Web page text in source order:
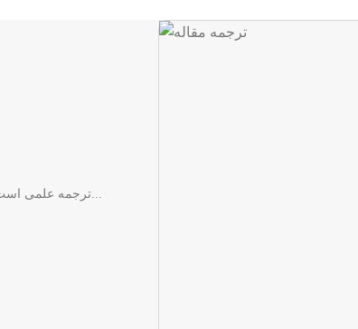
ترجمه علمی است که از گذشته‌ های دور و از زمان به وجود آمدن زبان...